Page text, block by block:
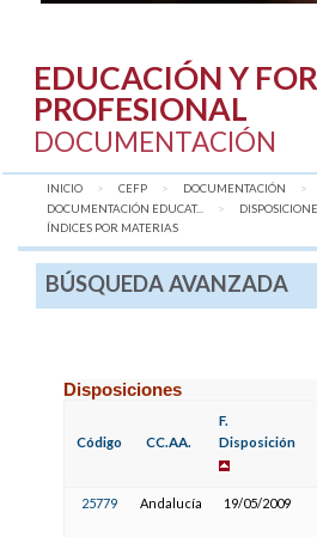
EDUCACIÓN Y
PROFESIONAL
DOCUMENTACIÓN
INICIO CEFP
DOCUMENTACIÓN
DOCUMENTACIÓN EDUCAT...
AQUÍ:
ÍNDICES POR MATERIAS
BÚSQUEDA AVANZADA
Disposiciones
Código CC.AA.
F.
Disposición
25779 Andalucía 19/05/2009